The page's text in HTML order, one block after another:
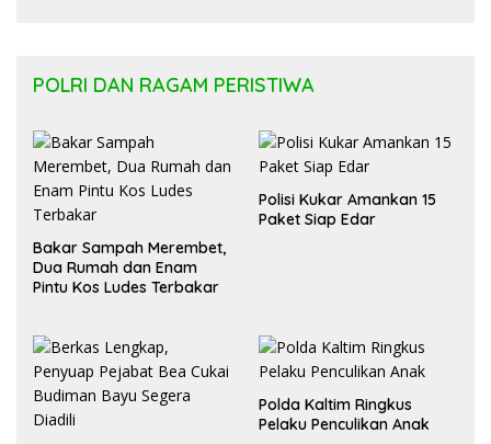
POLRI DAN RAGAM PERISTIWA
Bakar Sampah Merembet,
Dua Rumah dan Enam
Pintu Kos Ludes Terbakar
Polisi Kukar Amankan 15
Paket Siap Edar
Polda Kaltim Ringkus
Pelaku Penculikan Anak